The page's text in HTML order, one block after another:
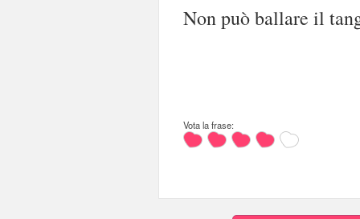
Non può ballare il
Vota la frase: